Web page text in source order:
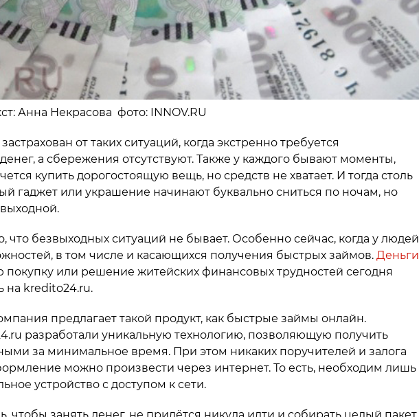
Анна Некрасова фото: INNOV.RU
от таких ситуаций, когда экстренно требуется
а сбережения отсутствуют. Также у каждого бывают моменты,
купить дорогостоящую вещь, но средств не хватает. И тогда столь
гаджет или украшение начинают буквально сниться по ночам, но
что безвыходных ситуаций не бывает. Особенно сейчас, когда у людей
в том числе и касающихся получения быстрых займов. Деньги
покупку или решение житейских финансовых трудностей сегодня
на kredito24.ru.
предлагает такой продукт, как быстрые займы онлайн.
разработали уникальную технологию, позволяющую получить
за минимальное время. При этом никаких поручителей и залога
можно произвести через интернет. То есть, необходим лишь
устройство с доступом к сети.